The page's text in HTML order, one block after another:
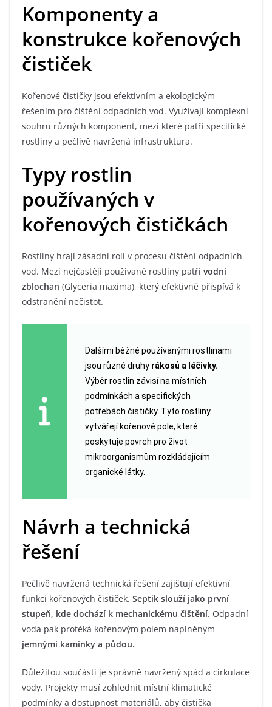
Komponenty a
konstrukce kořenových
čističek
Kořenové čističky jsou efektivním a ekologickým
řešením pro čištění odpadních vod. Využívají komplexní
souhru různých komponent, mezi které patří specifické
rostliny a pečlivě navržená infrastruktura.
Typy rostlin
používaných v
kořenových čističkách
Rostliny hrají zásadní roli v procesu čištění odpadních
vod. Mezi nejčastěji používané rostliny patří vodní
zblochan (Glyceria maxima), který efektivně přispívá k
odstranění nečistot.
Dalšími běžně používanými rostlinami
jsou různé druhy rákosů a léčivky.
Výběr rostlin závisí na místních
podmínkách a specifických
potřebách čističky. Tyto rostliny
vytvářejí kořenové pole, které
poskytuje povrch pro život
mikroorganismům rozkládajícím
organické látky.
Návrh a technická
řešení
Pečlivě navržená technická řešení zajišťují efektivní
funkci kořenových čističek. Septik slouží jako první
stupeň, kde dochází k mechanickému čištění. Odpadní
voda pak protéká kořenovým polem naplněným
jemnými kamínky a půdou.
Důležitou součástí je správně navržený spád a cirkulace
vody. Projekty musí zohlednit místní klimatické
podmínky a dostupnost materiálů, aby čistička